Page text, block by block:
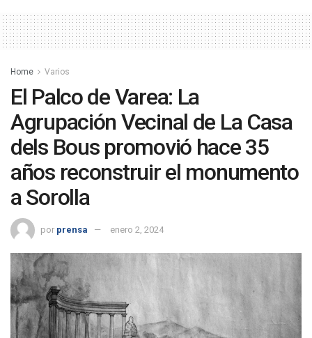
Home Varios
El Palco de Varea: La
Agrupación Vecinal de La Casa
dels Bous promovió hace 35
años reconstruir el monumento
a Sorolla
por prensa enero 2, 2024